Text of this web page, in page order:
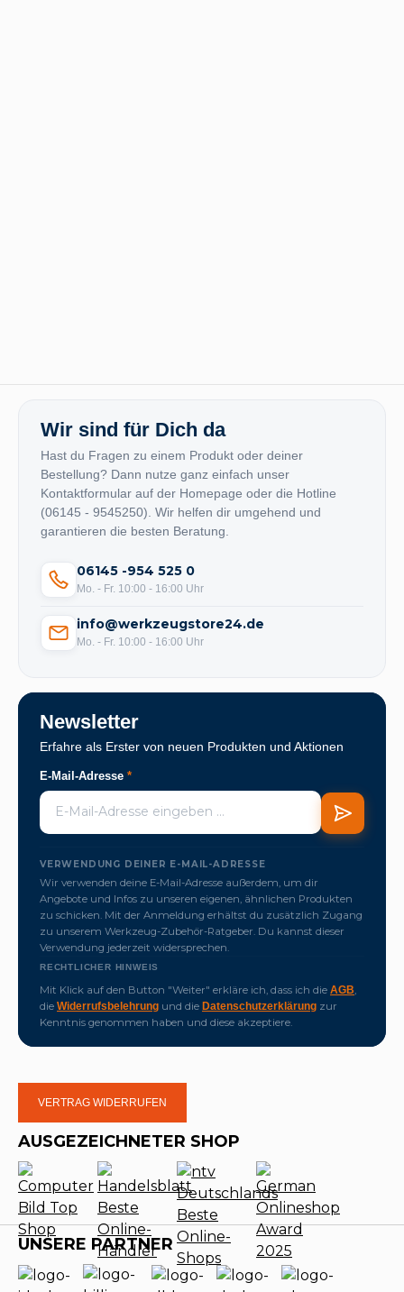
Wir sind für Dich da
Hast du Fragen zu einem Produkt oder deiner
Bestellung? Dann nutze ganz einfach unser
Kontaktformular auf der Homepage oder die Hotline
(06145 - 9545250). Wir helfen dir umgehend und
garantieren die besten Beratung.
06145 -954 525 0
Mo. - Fr. 10:00 - 16:00 Uhr
info@werkzeugstore24.de
Mo. - Fr. 10:00 - 16:00 Uhr
Newsletter
Erfahre als Erster von neuen Produkten und Aktionen
E-Mail-Adresse *
VERWENDUNG DEINER E-MAIL-ADRESSE
Wir verwenden deine E-Mail-Adresse außerdem, um dir
Angebote und Infos zu unseren eigenen, ähnlichen Produkten
zu schicken. Mit der Anmeldung erhältst du zusätzlich Zugang
zu unserem Werkzeug-Zubehör-Ratgeber. Du kannst dieser
Verwendung jederzeit widersprechen.
RECHTLICHER HINWEIS
Mit Klick auf den Button "Weiter" erkläre ich, dass ich die AGB
die Widerrufsbelehrung und die Datenschutzerklärung zur
Kenntnis genommen haben und diese akzeptiere.
VERTRAG WIDERRUFEN
AUSGEZEICHNETER SHOP
UNSERE PARTNER